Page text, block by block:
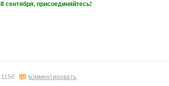
присоединяйтесь!
1156 комментировать